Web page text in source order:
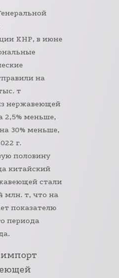
КНР, в июне
на
т
нержавеющей
2,5% меньше,
30% меньше,
г.
половину
китайский
стали
млн. т, что на
показателю
периода